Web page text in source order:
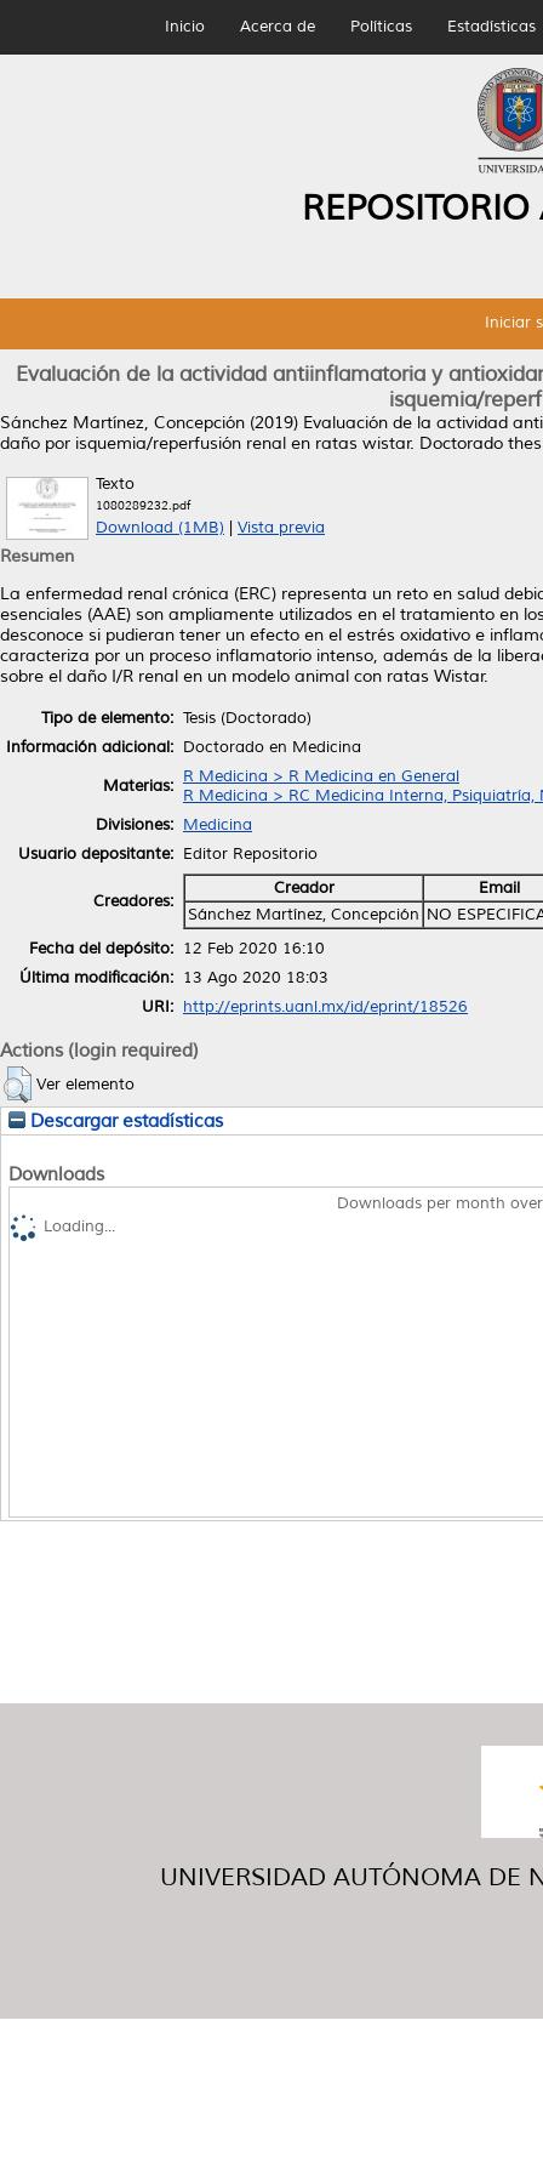
Inicio Acerca de Políticas Estadísticas
Iniciar
Evaluación de la actividad antiinflamatoria y
isquemia/
Sánchez Martínez, Concepción (2019) Evaluación de la actividad
daño por isquemia/reperfusión renal en ratas wistar. Doctorado
Texto
1080289232.pdf
Download (1MB) Vista previa
Resumen
La enfermedad renal crónica (ERC) representa un reto en salud
esenciales (AAE) son ampliamente utilizados en el tratamiento en
desconoce si pudieran tener un efecto en el estrés oxidativo e
caracteriza por un proceso inflamatorio intenso, además de la
sobre el daño I/R renal en un modelo animal con ratas Wistar.
Tipo de elemento: Tesis (Doctorado)
Información adicional: Doctorado en Medicina
Materias: R Medicina > R Medicina en General
R Medicina > RC Medicina Interna, Psiquiatría,
Divisiones: Medicina
Usuario depositante: Editor Repositorio
Creadores:
Creador
Email
Sánchez Martínez, Concepción NO
Fecha del depósito: 12 Feb 2020 16:10
Última modificación: 13 Ago 2020 18:03
URI: http://eprints.uanl.mx/id/eprint/18526
Actions (login required)
Ver elemento
Descargar estadísticas
Downloads
Downloads per month
Loading...
UNIVERSIDAD AUTÓNOMA DE